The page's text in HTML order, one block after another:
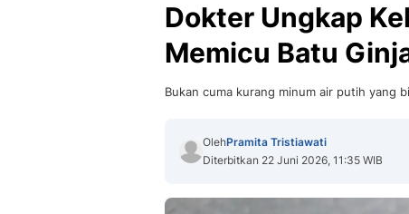
Dokter Ungkap
Memicu Batu
Bukan cuma kurang minum air putih yang
OlehPramita Tristiawati
Diterbitkan 22 Juni 2026, 11:35 WIB